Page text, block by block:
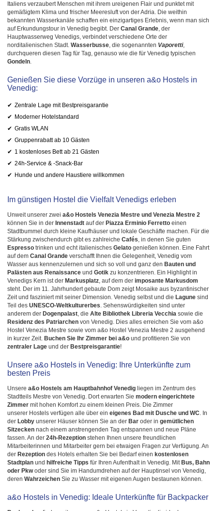
Italiens verzaubert Menschen mit ihrem ureigenen Flair und punktet mit
gemäßigtem Klima und frischer Meeresluft von der Adria. Die weithin
bekannten Wasserkanäle schaffen ein einzigartiges Erlebnis, wenn man sich
auf Erkundungstour in Venedig begibt. Der Canal Grande, der
Hauptwasserweg Venedigs, verbindet verschiedene Orte der
norditalienischen Stadt. Wasserbusse, die sogenannten Vaporetti,
durchqueren diesen Tag für Tag, genauso wie die für Venedig typischen
Gondeln.
Genießen Sie diese Vorzüge in unseren a&o Hostels in
Venedig:
Zentrale Lage mit Bestpreisgarantie
Moderner Hotelstandard
Gratis WLAN
Gruppenrabatt ab 10 Gästen
1 kostenloses Bett ab 21 Gästen
24h-Service & -Snack-Bar
Hunde und andere Haustiere willkommen
Im günstigen Hostel die Vielfalt Venedigs erleben
Unweit unserer zwei a&o Hostels Venezia Mestre und Venezia Mestre 2
können Sie in der Innenstadt auf der Piazza Erminio Ferretto einen
Stadtbummel durch kleine Kaufhäuser und lokale Geschäfte machen. Für die
Stärkung zwischendurch gibt es zahlreiche Cafés, in denen Sie guten
Espresso trinken und echt italienisches Gelato genießen können. Eine Fahrt
auf dem Canal Grande verschafft Ihnen die Gelegenheit, Venedig vom
Wasser aus kennenzulernen und sich so voll und ganz den Bauten und
Palästen aus Renaissance und Gotik zu konzentrieren. Ein Highlight in
Venedigs Kern ist der Markusplatz, auf dem der imposante Markusdom
steht. Der im 11. Jahrhundert gebaute Dom zeigt Mosaike aus byzantinischer
Zeit und fasziniert mit seiner Dimension. Venedig selbst und die Lagune sind
Teil des UNESCO-Weltkulturerbes. Sehenswürdigkeiten sind unter
anderem der Dogenpalast, die Alte Bibliothek Libreria Vecchia sowie die
Residenz des Patriarchen von Venedig. Dies alles erreichen Sie vom a&o
Hostel Venezia Mestre sowie vom a&o Hostel Venezia Mestre 2 ausgehend
in kurzer Zeit. Buchen Sie Ihr Zimmer bei a&o und profitieren Sie von
zentraler Lage und der Bestpreisgarantie!
Unsere a&o Hostels in Venedig: Ihre Unterkünfte zum
besten Preis
Unsere a&o Hostels am Hauptbahnhof Venedig liegen im Zentrum des
Stadtteils Mestre von Venedig. Dort erwarten Sie modern eingerichtete
Zimmer mit hohen Komfort zu einem kleinen Preis. Die Zimmer
unserer Hostels verfügen alle über ein eigenes Bad mit Dusche und WC. In
der Lobby unserer Häuser können Sie an der Bar oder in gemütlichen
Sitzecken nach einem anstrengenden Tag entspannen und neue Pläne
fassen. An der 24h-Rezeption stehen Ihnen unsere freundlichen
Mitarbeiterinnen und Mitarbeiter gern bei etwaigen Fragen zur Verfügung. An
der Rezeption des Hotels erhalten Sie bei Bedarf einen kostenlosen
Stadtplan und hilfreiche Tipps für Ihren Aufenthalt in Venedig. Mit Bus, Bahn
oder Pkwoder sind Sie im Handumdrehen auf der Hauptinsel von Venedig,
deren Wahrzeichen Sie zu Wasser mit eigenen Augen bestaunen können.
a&o Hostels in Venedig: Ideale Unterkünfte für Backpacker